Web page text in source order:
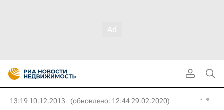
13:19 10.12.2013 (обновлено: 12:44 29.02.2020)